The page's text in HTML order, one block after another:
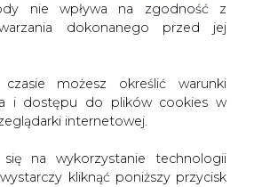
nie wpływa na zgodność z
dokonanego przed jej
możesz określić warunki
i dostępu do plików cookies w
internetowej.
na wykorzystanie technologii
kliknąć poniższy przycisk
ciągu ostatnich sześciu lat jest
sygnalizującym rzeczywiste
transportu - twierdzi dyrektor
system zachęt wspierających
i do roku 2050 będą nadal
zakazom i ograniczeniom na
- ICE). Jednak następna faza ich
przez konsumentów, którzy